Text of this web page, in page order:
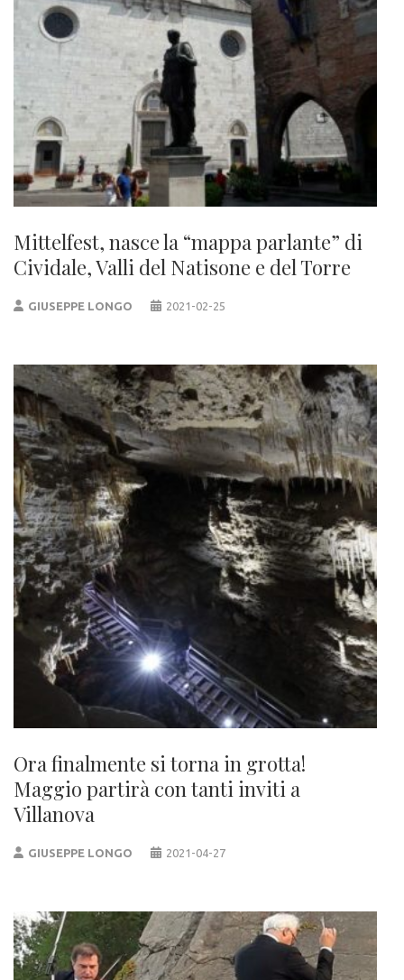
Mittelfest, nasce la “mappa parlante” di
Cividale, Valli del Natisone e del Torre
GIUSEPPE LONGO 2021-02-25
Ora finalmente si torna in grotta!
Maggio partirà con tanti inviti a
Villanova
GIUSEPPE LONGO 2021-04-27